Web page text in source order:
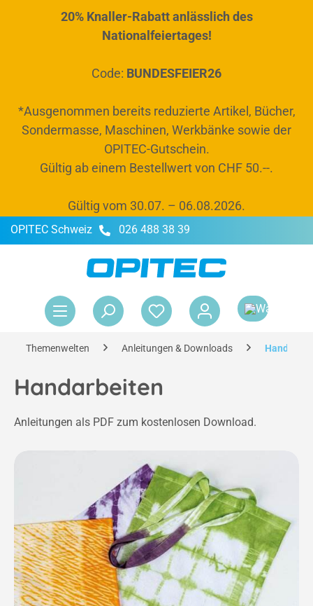
springen20% Knaller-Rabatt anlässlich des
Nationalfeiertages!
Code: BUNDESFEIER26
*Ausgenommen bereits reduzierte Artikel, Bücher,
Sondermasse, Maschinen, Werkbänke sowie der
OPITEC-Gutschein.
Gültig ab einem Bestellwert von CHF 50.--.
Gültig vom 30.07. – 06.08.2026.
OPITEC Schweiz 026 488 38 39
Themenwelten Anleitungen & Downloads
Handarbeiten
Anleitungen als PDF zum kostenlosen Download.